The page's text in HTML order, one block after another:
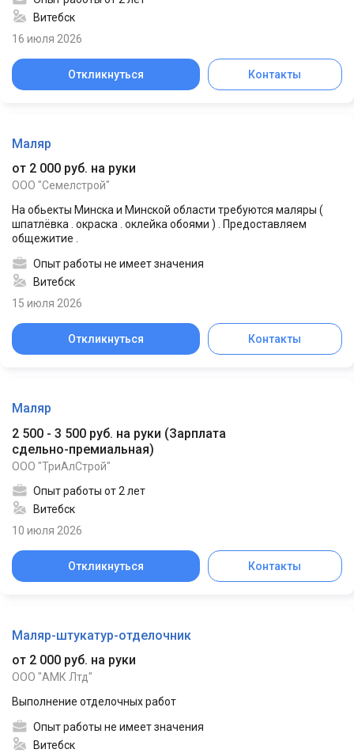
Витебск
16 июля 2026
Откликнуться Контакты
Маляр
от 2 000 руб. на руки
ООО "Семелстрой"
На обьекты Минска и Минской области требуются маляры (
шпатлёвка . окраска . оклейка обоями ) . Предоставляем
общежитие .
Опыт работы не имеет значения
Витебск
15 июля 2026
Откликнуться Контакты
Маляр
2 500 - 3 500 руб. на руки (Зарплата
сдельно-премиальная)
ООО "ТриАлСтрой"
Опыт работы от 2 лет
Витебск
10 июля 2026
Откликнуться Контакты
Маляр-штукатур-отделочник
от 2 000 руб. на руки
ООО "АМК Лтд"
Выполнение отделочных работ
Опыт работы не имеет значения
Витебск